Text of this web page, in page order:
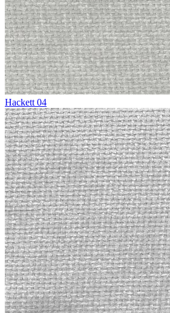
Hackett 04